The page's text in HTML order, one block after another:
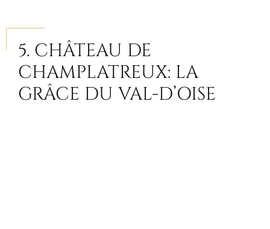
5. CHÂTEAU DE
CHAMPLATREUX: LA
GRÂCE DU VAL-D’OISE